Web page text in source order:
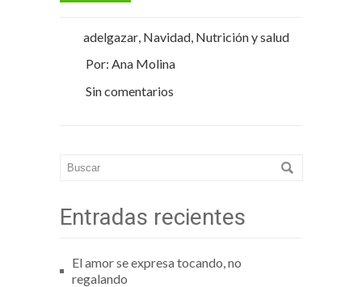
adelgazar, Navidad, Nutrición y salud
Por: Ana Molina
Sin comentarios
Entradas recientes
El amor se expresa tocando, no
regalando